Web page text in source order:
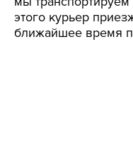
этого курьер
ближайшее время